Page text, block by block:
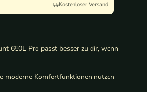
Kostenloser Versand
650L Pro passt besser zu dir, wenn
moderne Komfortfunktionen nutzen